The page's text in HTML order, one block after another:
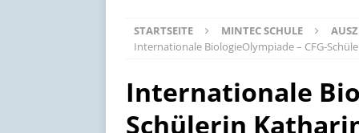
ALLGEMEIN
[ 14. Juli 2026 ] Zwischen
SoWi-LK
AUS DEM
STARTSEITE MINTEC SCHULE
Internationale BiologieOlympiade – CFG-
Internationale
Schülerin